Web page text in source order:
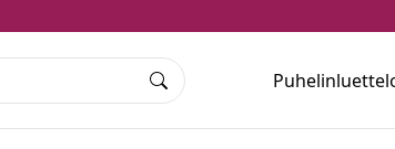
Haku